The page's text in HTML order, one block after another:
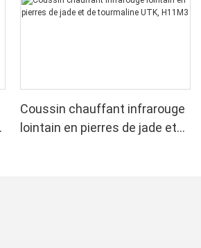
Coussin chauffant infrarouge
lointain en pierres de jade et